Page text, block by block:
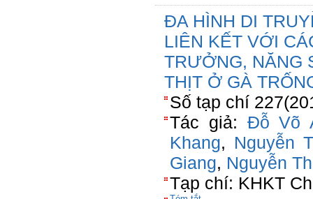
ĐA HÌNH DI
LIÊN KẾT VỚI
TRƯỞNG, NĂNG
THỊT Ở GÀ
Số tạp chí
Tác giả: Đỗ Võ
Khang, Nguyễn
Giang, Nguyễn
Tạp chí: KHKT